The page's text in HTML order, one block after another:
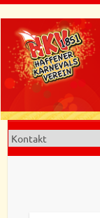
content